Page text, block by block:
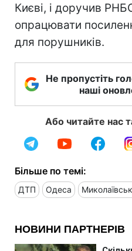
Києві, і доручив
опрацювати
для порушників.
Не пропустіть
наші
Або читайте нас
Більше по темі:
ДТП Одеса